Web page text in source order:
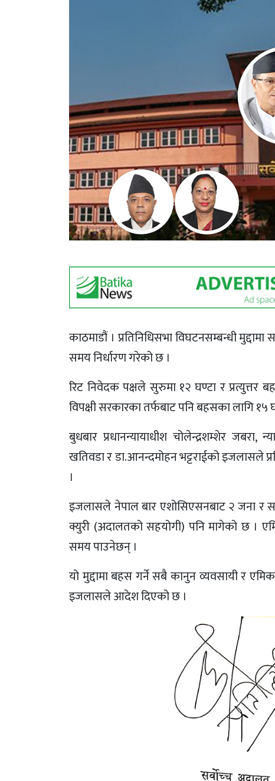
काठमाडौं । प्रतिनिधिसभा विघटनसम्बन्धी
समय निर्धारण गरेको छ ।
रिट निवेदक पक्षले सुरुमा १२ घण्टा र
विपक्षी सरकारका तर्फबाट पनि बहसका लागि १५
बुधबार प्रधानन्यायाधीश चोलेन्द्रशम्शेर जबरा,
खतिवडा र डा.आनन्दमोहन भट्टराईको इजलासले
।
इजलासले नेपाल बार एशोसिएसनबाट २ जना र
क्युरी (अदालतको सहयोगी) पनि मागेको छ ।
समय पाउनेछन् ।
यो मुद्दामा बहस गर्ने सबै कानुन व्यवसायी र
इजलासले आदेश दिएको छ ।